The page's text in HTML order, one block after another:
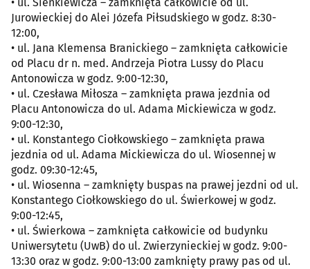
Jurowieckiej do Alei Józefa Piłsudskiego w godz. 8:30-
12:00,
• ul. Jana Klemensa Branickiego – zamknięta całkowicie
od Placu dr n. med. Andrzeja Piotra Lussy do Placu
Antonowicza w godz. 9:00-12:30,
• ul. Czesława Miłosza – zamknięta prawa jezdnia od
Placu Antonowicza do ul. Adama Mickiewicza w godz.
9:00-12:30,
• ul. Konstantego Ciołkowskiego – zamknięta prawa
jezdnia od ul. Adama Mickiewicza do ul. Wiosennej w
godz. 09:30-12:45,
• ul. Wiosenna – zamknięty buspas na prawej jezdni od ul.
Konstantego Ciołkowskiego do ul. Świerkowej w godz.
9:00-12:45,
• ul. Świerkowa – zamknięta całkowicie od budynku
Uniwersytetu (UwB) do ul. Zwierzynieckiej w godz. 9:00-
13:30 oraz w godz. 9:00-13:00 zamknięty prawy pas od ul.